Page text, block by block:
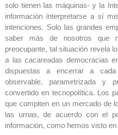
solo tienen las máquinas- y la
información interpretarse a sí
intenciones. Solo las grandes
saber más de nosotros que
preocupante, tal situación revela
a las cacareadas democracias
dispuestas a encerrar a
observable, parametrizada y
convertido en tecnopolítica. Los
que compiten en un mercado de
las urnas, de acuerdo con el
información, como hemos visto